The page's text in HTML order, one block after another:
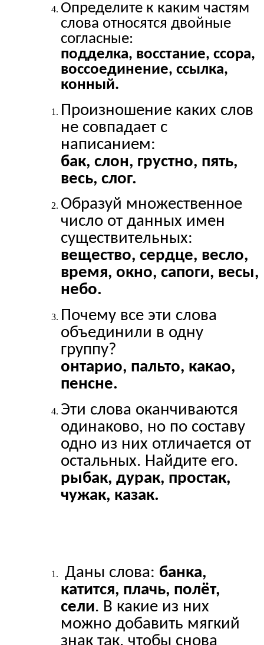
Определите к каким частям
слова относятся двойные
согласные:
подделка, восстание, ссора,
воссоединение, ссылка,
конный.
Произношение каких слов
не совпадает с
написанием:
бак, слон, грустно, пять,
весь, слог.
Образуй множественное
число от данных имен
существительных:
вещество, сердце, весло,
время, окно, сапоги, весы,
небо.
Почему все эти слова
объединили в одну
группу?
онтарио, пальто, какао,
пенсне.
Эти слова оканчиваются
одинаково, но по составу
одно из них отличается от
остальных. Найдите его.
рыбак, дурак, простак,
чужак, казак.
Даны слова: банка,
катится, плачь, полёт,
сели. В какие из них
можно добавить мягкий
знак так, чтобы снова